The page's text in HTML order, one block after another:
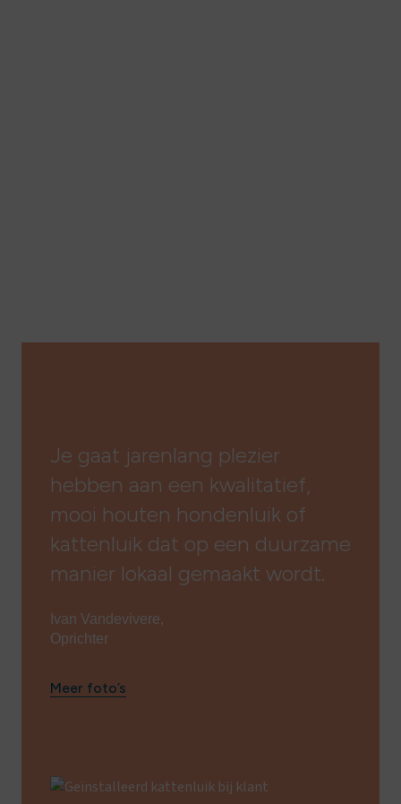
Je gaat jarenlang plezier
hebben aan een kwalitatief,
mooi houten hondenluik of
kattenluik dat op een duurzame
manier lokaal gemaakt wordt.
Ivan Vandevivere,
Oprichter
Meer foto’s